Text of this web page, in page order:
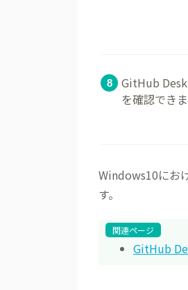
GitHub
を確認できま
Windows10にお
す。
関連ページ
GitHub